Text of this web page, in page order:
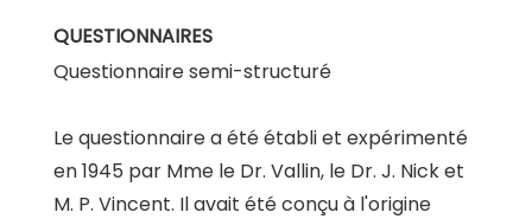
QUESTIONNAIRES
Questionnaire semi-structuré
Le questionnaire a été établi et expérimenté
en 1945 par Mme le Dr. Vallin, le Dr. J. Nick et
M. P. Vincent. Il avait été conçu à l'origine